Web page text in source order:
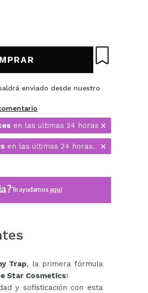
enviado desde nuestro
en las últimas 24 horas
en las últimas 24 horas.
Te ayudamosaquí
Trap, la primera fórmula
Star Cosmetics!
y sofisticación con esta